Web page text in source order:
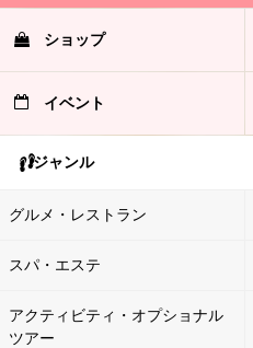
ショップ
イベント
ジャンル
グルメ・レストラン
スパ・エステ
アクティビティ・オプショナル
ツアー